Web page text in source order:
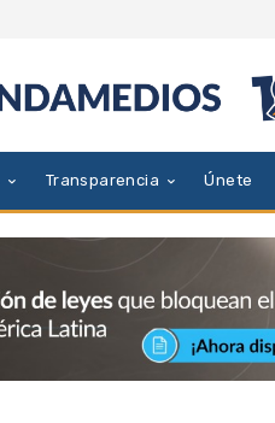
Transparencia Únete